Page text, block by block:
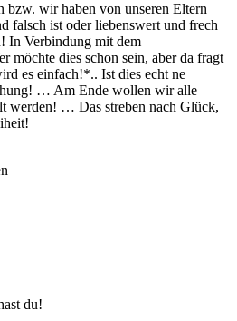
bzw. wir haben von unseren Eltern
falsch ist oder liebenswert und frech
In Verbindung mit dem
möchte dies schon sein, aber da fragt
es einfach!*.. Ist dies echt ne
… Am Ende wollen wir alle
werden! … Das streben nach Glück,
du!